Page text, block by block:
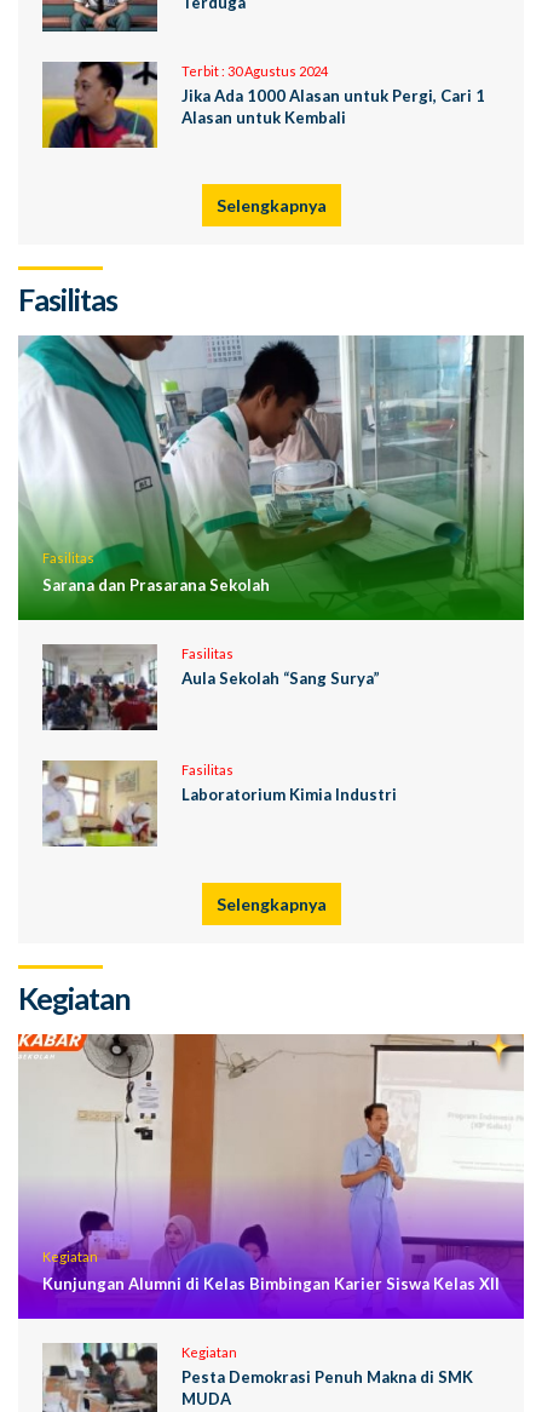
Terbit : 30 Agustus 2024
Jika Ada 1000 Alasan untuk Pergi, Cari 1
Alasan untuk Kembali
Selengkapnya
Fasilitas
Fasilitas
Sarana dan Prasarana Sekolah
Fasilitas
Aula Sekolah “Sang Surya”
Fasilitas
Laboratorium Kimia Industri
Selengkapnya
Kegiatan
Kegiatan
Kunjungan Alumni di Kelas Bimbingan Karier Siswa Kelas XII
Kegiatan
Pesta Demokrasi Penuh Makna di SMK
MUDA